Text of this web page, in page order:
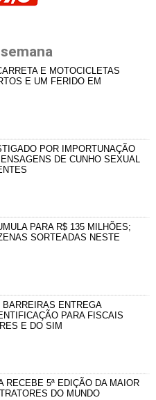
E MOTOCICLETAS
E UM FERIDO EM
POR IMPORTUNAÇÃO
DE CUNHO SEXUAL
PARA R$ 135 MILHÕES;
SORTEADAS NESTE
BARREIRAS ENTREGA
PARA FISCAIS
E DO SIM
RECEBE 5ª EDIÇÃO DA MAIOR
DO MUNDO